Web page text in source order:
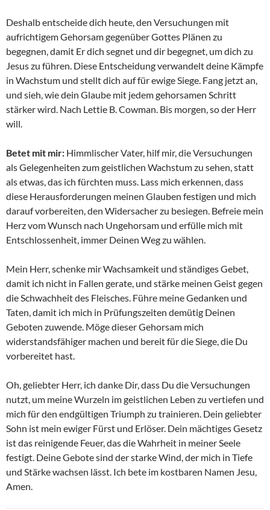
Deshalb entscheide dich heute, den Versuchungen mit
aufrichtigem Gehorsam gegenüber Gottes Plänen zu
begegnen, damit Er dich segnet und dir begegnet, um dich zu
Jesus zu führen. Diese Entscheidung verwandelt deine Kämpfe
in Wachstum und stellt dich auf für ewige Siege. Fang jetzt an,
und sieh, wie dein Glaube mit jedem gehorsamen Schritt
stärker wird. Nach Lettie B. Cowman. Bis morgen, so der Herr
will.
Betet mit mir: Himmlischer Vater, hilf mir, die Versuchungen
als Gelegenheiten zum geistlichen Wachstum zu sehen, statt
als etwas, das ich fürchten muss. Lass mich erkennen, dass
diese Herausforderungen meinen Glauben festigen und mich
darauf vorbereiten, den Widersacher zu besiegen. Befreie mein
Herz vom Wunsch nach Ungehorsam und erfülle mich mit
Entschlossenheit, immer Deinen Weg zu wählen.
Mein Herr, schenke mir Wachsamkeit und ständiges Gebet,
damit ich nicht in Fallen gerate, und stärke meinen Geist gegen
die Schwachheit des Fleisches. Führe meine Gedanken und
Taten, damit ich mich in Prüfungszeiten demütig Deinen
Geboten zuwende. Möge dieser Gehorsam mich
widerstandsfähiger machen und bereit für die Siege, die Du
vorbereitet hast.
Oh, geliebter Herr, ich danke Dir, dass Du die Versuchungen
nutzt, um meine Wurzeln im geistlichen Leben zu vertiefen und
mich für den endgültigen Triumph zu trainieren. Dein geliebter
Sohn ist mein ewiger Fürst und Erlöser. Dein mächtiges Gesetz
ist das reinigende Feuer, das die Wahrheit in meiner Seele
festigt. Deine Gebote sind der starke Wind, der mich in Tiefe
und Stärke wachsen lässt. Ich bete im kostbaren Namen Jesu,
Amen.